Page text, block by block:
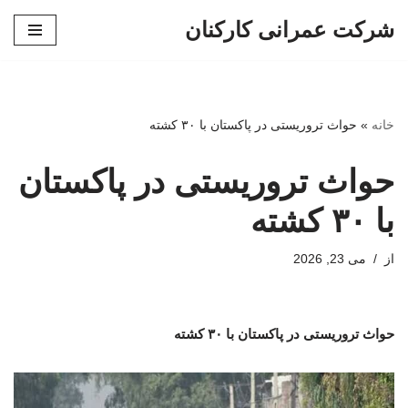
شرکت عمرانی کارکنان
خانه » حواث تروریستی در پاکستان با ۳۰ کشته
حواث تروریستی در پاکستان
با ۳۰ کشته
از می 23, 2026
حواث تروریستی در پاکستان با ۳۰ کشته